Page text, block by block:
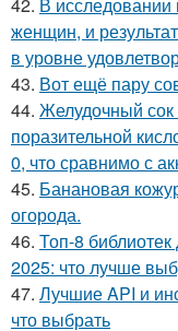
42. В исследовании
женщин, и
в уровне
43. Вот ещё пару
44. Желудочный сок
поразительной
0, что сравнимо с
45. Банановая
огорода.
46. Топ-8
2025: что лучше
47. Лучшие API и
что выбрать